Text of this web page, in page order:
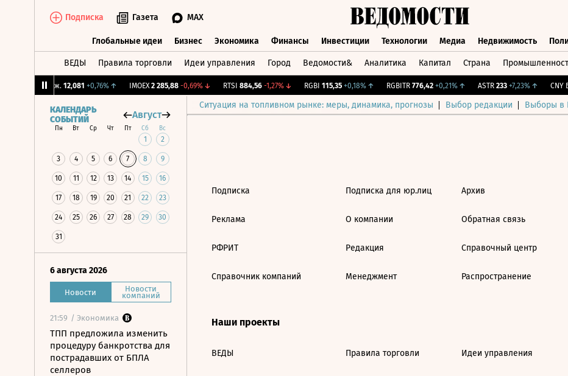
Подписка Газета MAX
Глобальные идеи Бизнес Экономика Финансы Инвестиции Технологии Медиа Недвижимость
ВЕДЫ Правила торговли Идеи управления Город Ведомости& Аналитика Капитал Страна
CNY Бирж. 12,081 +0,76%↑ IMOEX 2 285,88 -0,69%↓ RTSI 884,56 -1,27%↓ RGBI 115,35 +0,18%↑ RGBITR 776,42 +0,21%↑ ASTR 233 +7,23%↑ CNY
Ситуация на топливном рынке: меры, динамика, прогнозы Выбор редакции Выборы в
КАЛЕНДАРЬ
СОБЫТИЙ
Август
Пн Вт Ср Чт Пт Сб Вс
1 2
3 4 5 6 7 8 9
10 11 12 13 14 15 16
17 18 19 20 21 22 23
24 25 26 27 28 29 30
31
6 августа 2026
Новости Новости
компаний
21:59 / Экономика
ТПП предложила изменить
процедуру банкротства для
пострадавших от БПЛА
селлеров
Подписка
Реклама
РФРИТ
Справочник компаний
Подписка для юр.лиц
О компании
Редакция
Менеджмент
Архив
Обратная связь
Справочный центр
Распространение
Наши проекты
ВЕДЫ Правила торговли Идеи управления